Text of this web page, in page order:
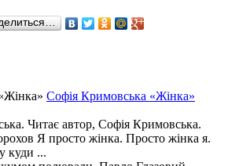
Софія Кримовська «Жінка»
Читає автор, Софія Кримовська.
Я просто жінка. Просто жінка я.
куди ...